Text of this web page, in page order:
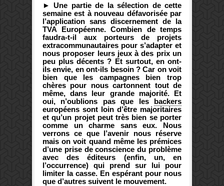
► Une partie de la sélection de cette
semaine est à nouveau défavorisée par
l’application sans discernement de la
TVA Européenne. Combien de temps
faudra-t-il aux porteurs de projets
extracommunautaires pour s’adapter et
nous proposer leurs jeux à des prix un
peu plus décents ? Et surtout, en ont-
ils envie, en ont-ils besoin ? Car on voit
bien que les campagnes bien trop
chères pour nous cartonnent tout de
même, dans leur grande majorité. Et
oui, n’oublions pas que les backers
européens sont loin d’être majoritaires
et qu’un projet peut très bien se porter
comme un charme sans eux. Nous
verrons ce que l’avenir nous réserve
mais on voit quand même les prémices
d’une prise de conscience du problème
avec des éditeurs (enfin, un, en
l’occurrence) qui prend sur lui pour
limiter la casse. En espérant pour nous
que d’autres suivent le mouvement.